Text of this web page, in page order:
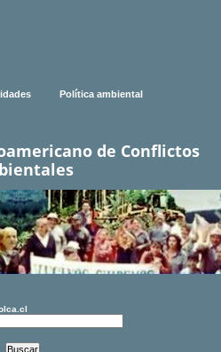
Política ambiental
de Conflictos